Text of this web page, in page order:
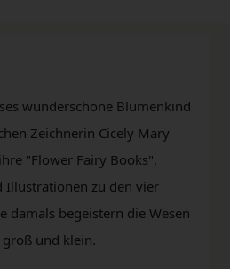
wunderschöne Blumenkind
Zeichnerin Cicely Mary
"Flower Fairy Books",
Illustrationen zu den vier
damals begeistern die Wesen
und klein.